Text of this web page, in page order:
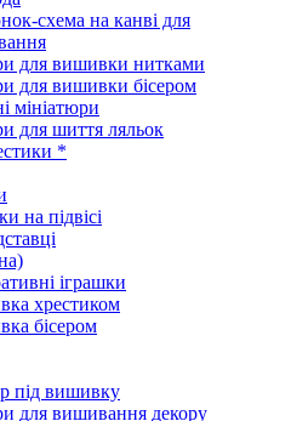
схема на канві для
для вишивки нитками
для вишивки бісером
мініатюри
для шиття ляльок
*
на підвісі
іграшки
хрестиком
бісером
під вишивку
для вишивання декору